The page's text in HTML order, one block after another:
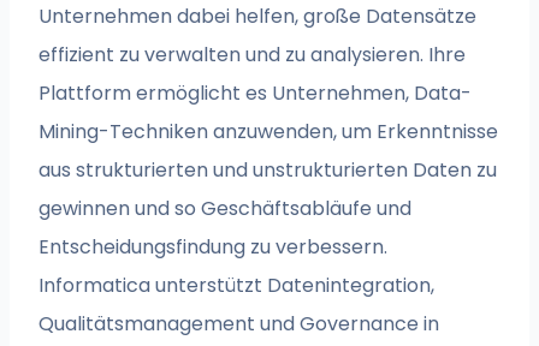
Unternehmen dabei helfen, große Datensätze
effizient zu verwalten und zu analysieren. Ihre
Plattform ermöglicht es Unternehmen, Data-
Mining-Techniken anzuwenden, um Erkenntnisse
aus strukturierten und unstrukturierten Daten zu
gewinnen und so Geschäftsabläufe und
Entscheidungsfindung zu verbessern.
Informatica unterstützt Datenintegration,
Qualitätsmanagement und Governance in